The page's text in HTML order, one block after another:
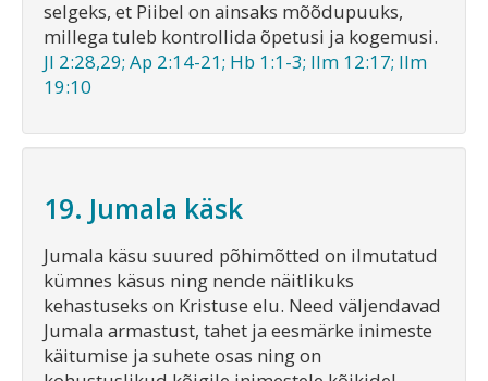
selgeks, et Piibel on ainsaks mõõdupuuks,
millega tuleb kontrollida õpetusi ja kogemusi.
Jl 2:28,29; Ap 2:14-21; Hb 1:1-3; Ilm 12:17; Ilm
19:10
19. Jumala käsk
Jumala käsu suured põhimõtted on ilmutatud
kümnes käsus ning nende näitlikuks
kehastuseks on Kristuse elu. Need väljendavad
Jumala armastust, tahet ja eesmärke inimeste
käitumise ja suhete osas ning on